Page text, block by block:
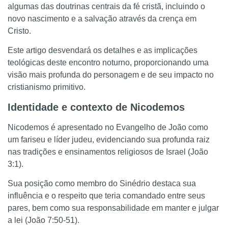
algumas das doutrinas centrais da fé cristã, incluindo o
novo nascimento e a salvação através da crença em
Cristo.
Este artigo desvendará os detalhes e as implicações
teológicas deste encontro noturno, proporcionando uma
visão mais profunda do personagem e de seu impacto no
cristianismo primitivo.
Identidade e contexto de Nicodemos
Nicodemos é apresentado no Evangelho de João como
um fariseu e líder judeu, evidenciando sua profunda raiz
nas tradições e ensinamentos religiosos de Israel (João
3:1).
Sua posição como membro do Sinédrio destaca sua
influência e o respeito que teria comandado entre seus
pares, bem como sua responsabilidade em manter e julgar
a lei (João 7:50-51).